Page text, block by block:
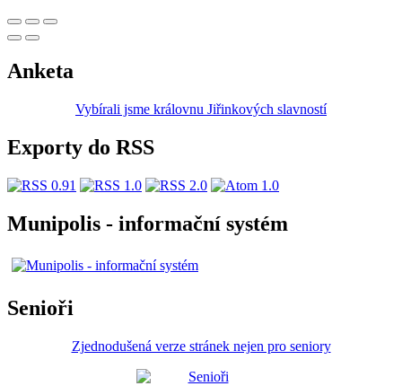
Anketa
Vybírali jsme královnu Jiřinkových slavností
Exporty do RSS
Munipolis - informační systém
Senioři
Zjednodušená verze stránek nejen pro seniory